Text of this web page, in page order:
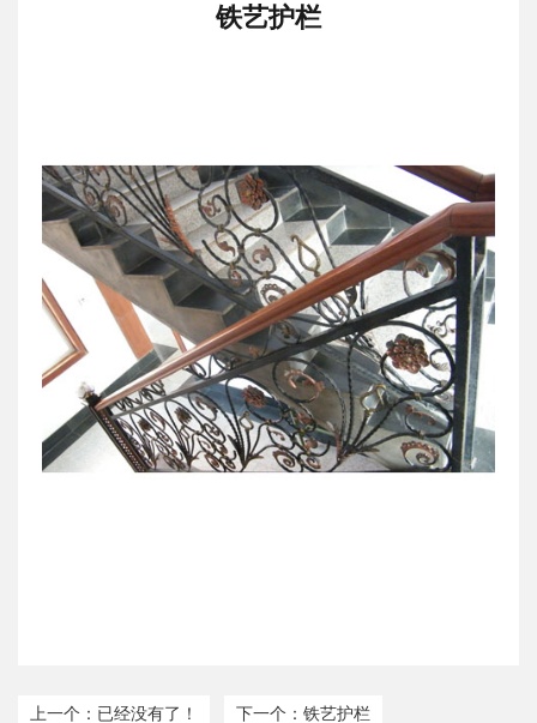
铁艺护栏
上一个：已经没有了！ 下一个：铁艺护栏